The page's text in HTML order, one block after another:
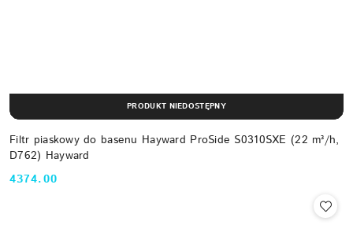
Filtr piaskowy do basenu Hayward ProSide S0310SXE (22 m³/h,
D762) Hayward
Cena:
4374.00
PRODUKT NIEDOSTĘPNY